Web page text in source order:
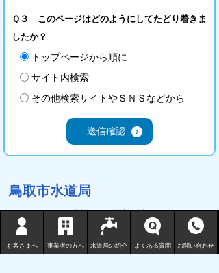
お客さまへ 事業者の方へ 水道局の紹介 よくある質問 お問い合わせ
Ｑ３ このページはどのようにしてたどり着きま
したか？
トップページから順に
サイト内検索
その他検索サイトやＳＮＳなどから
鳥取市水道局
〒680-1132 鳥取県鳥取市国安 210-3
TEL
0857-53-7811
FAX 0857-53-7802